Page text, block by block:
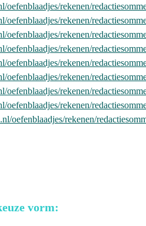
oefenblaadjes/rekenen/
oefenblaadjes/rekenen/
oefenblaadjes/rekenen/
oefenblaadjes/rekenen/
oefenblaadjes/rekenen/
oefenblaadjes/rekenen/
oefenblaadjes/rekenen/
oefenblaadjes/rekenen/
oefenblaadjes/rekenen/
vorm: